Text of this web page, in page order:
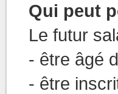
Qui peut
Le futur
- être âgé
- être